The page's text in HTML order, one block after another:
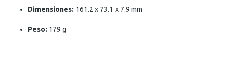
Dimensiones: 161.2 x 73.1 x 7.9 mm
Peso: 179 g